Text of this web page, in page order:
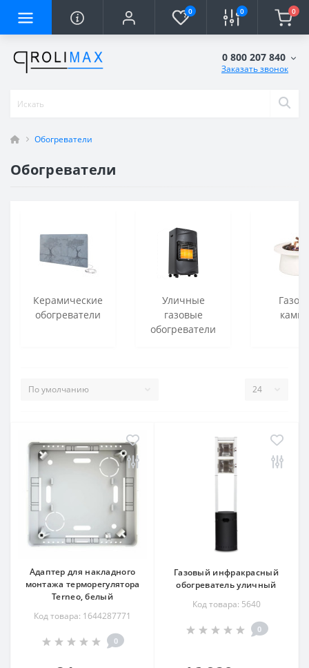
0 0 0
0 800 207 840
Заказать звонок
Обогреватели
Обогреватели
Керамические
обогреватели
Уличные
газовые
обогреватели
Адаптер для накладного
монтажа терморегулятора
Terneo, белый
Код товара: 1644287771
0
Газовый инфракрасный
обогреватель уличный
Код товара: 5640
0